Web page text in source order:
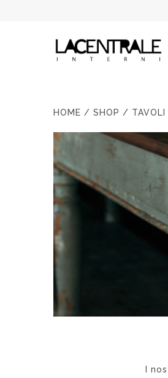
HOME / SHOP / TAVOLI
I